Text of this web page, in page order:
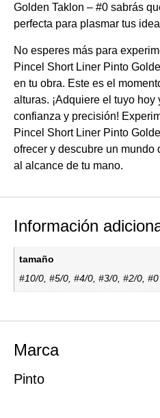
Golden Taklon – #0 sabrás
perfecta para plasmar tus
No esperes más para
Pincel Short Liner Pinto
en tu obra. Este es el
alturas. ¡Adquiere el tuyo
confianza y precisión!
Pincel Short Liner Pinto
ofrecer y descubre un
al alcance de tu mano.
Información
tamaño
#10/0, #5/0, #4/0, #3/0, #2/0, #0
Marca
Pinto